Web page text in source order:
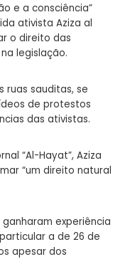
e a consciência”
ativista Aziza al
o direito das
legislação.
ruas sauditas, se
de protestos
das ativistas.
“Al-Hayat”, Aziza
“um direito natural
experiência
a de 26 de
apesar dos